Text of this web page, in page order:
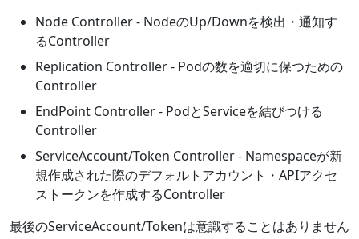
Node Controller - NodeのUp/Downを検出・通知す
るController
Replication Controller - Podの数を適切に保つための
Controller
EndPoint Controller - PodとServiceを結びつける
Controller
ServiceAccount/Token Controller - Namespaceが新
規作成された際のデフォルトアカウント・APIアクセ
ストークンを作成するController
最後のServiceAccount/Tokenは意識することはありません